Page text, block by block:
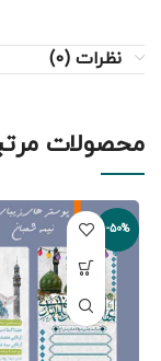
نظرات (0)
محصولات
-50%